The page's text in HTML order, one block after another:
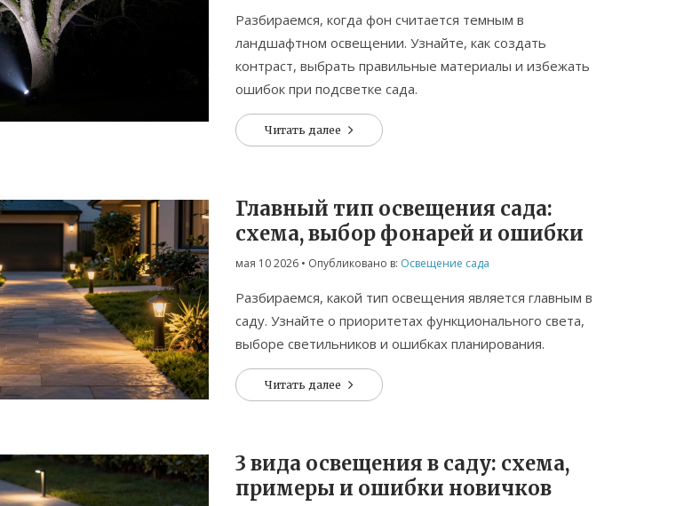
Разбираемся, когда фон считается темным в
ландшафтном освещении. Узнайте, как создать
контраст, выбрать правильные материалы и избежать
ошибок при подсветке сада.
Читать далее
Главный тип освещения сада:
схема, выбор фонарей и ошибки
мая 10 2026 • Опубликовано в: Освещение сада
Разбираемся, какой тип освещения является главным в
саду. Узнайте о приоритетах функционального света,
выборе светильников и ошибках планирования.
Читать далее
3 вида освещения в саду: схема,
примеры и ошибки новичков